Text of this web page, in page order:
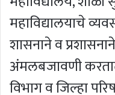
महाविद्यालयाचे
शासनाने व
अंमलबजावणी
विभाग व जिल्हा